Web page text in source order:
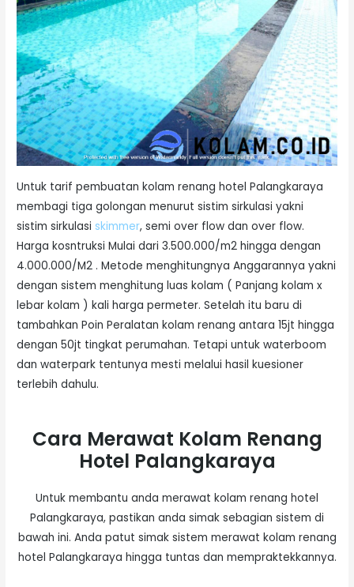
Untuk tarif pembuatan kolam renang hotel Palangkaraya
membagi tiga golongan menurut sistim sirkulasi yakni
sistim sirkulasi skimmer, semi over flow dan over flow.
Harga kosntruksi Mulai dari 3.500.000/m2 hingga dengan
4.000.000/M2 . Metode menghitungnya Anggarannya yakni
dengan sistem menghitung luas kolam ( Panjang kolam x
lebar kolam ) kali harga permeter. Setelah itu baru di
tambahkan Poin Peralatan kolam renang antara 15jt hingga
dengan 50jt tingkat perumahan. Tetapi untuk waterboom
dan waterpark tentunya mesti melalui hasil kuesioner
terlebih dahulu.
Cara Merawat Kolam Renang
Hotel Palangkaraya
Untuk membantu anda merawat kolam renang hotel
Palangkaraya, pastikan anda simak sebagian sistem di
bawah ini. Anda patut simak sistem merawat kolam renang
hotel Palangkaraya hingga tuntas dan mempraktekkannya.